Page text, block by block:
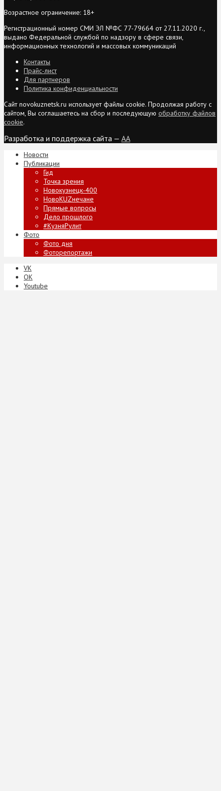
Возрастное ограничение: 18+
Регистрационный номер СМИ ЭЛ №ФС 77-79664 от 27.11.2020 г.,
выдано Федеральной службой по надзору в сфере связи,
информационных технологий и массовых коммуникаций
Контакты
Прайс-лист
Для партнеров
Политика конфиденциальности
Сайт novokuznetsk.ru использует файлы cookie. Продолжая работу с
сайтом, Вы соглашаетесь на сбор и последующую обработку файлов
cookie.
Разработка и поддержка сайта — AA
Новости
Публикации
Гид
Точка зрения
Новокузнецк-400
НовоKUZнечане
Прямые вопросы
Дело прошлого
#КузняРулит
Фото
Фото дня
Фоторепортажи
VK
ОК
Youtube